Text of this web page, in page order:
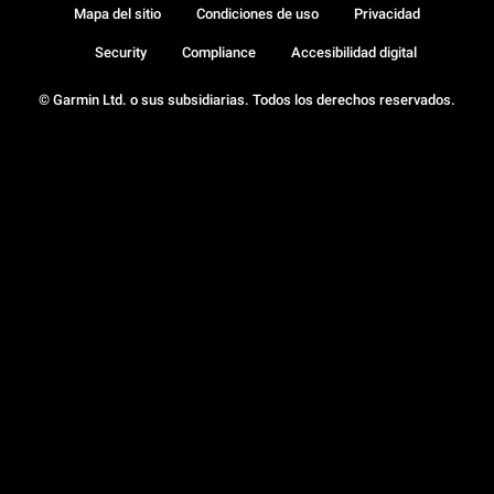
© Garmin Ltd. o sus subsidiarias. Todos los derechos reservados.
Mapa del sitio Condiciones de uso Privacidad
Security Compliance Accesibilidad digital